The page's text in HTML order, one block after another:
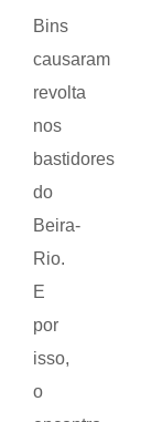
Bins
causaram
revolta
nos
bastidores
do
Beira-
Rio.
E
por
isso,
o